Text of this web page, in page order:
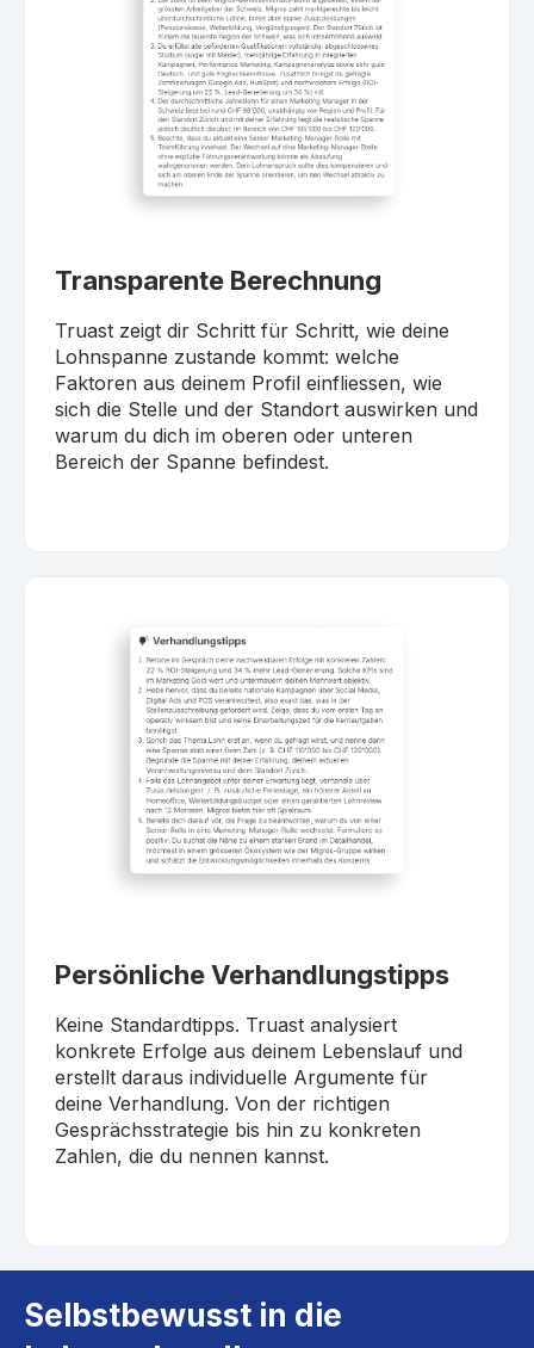
Transparente Berechnung
Truast zeigt dir Schritt für Schritt, wie deine
Lohnspanne zustande kommt: welche
Faktoren aus deinem Profil einfliessen, wie
sich die Stelle und der Standort auswirken und
warum du dich im oberen oder unteren
Bereich der Spanne befindest.
Persönliche Verhandlungstipps
Keine Standardtipps. Truast analysiert
konkrete Erfolge aus deinem Lebenslauf und
erstellt daraus individuelle Argumente für
deine Verhandlung. Von der richtigen
Gesprächsstrategie bis hin zu konkreten
Zahlen, die du nennen kannst.
Selbstbewusst in die